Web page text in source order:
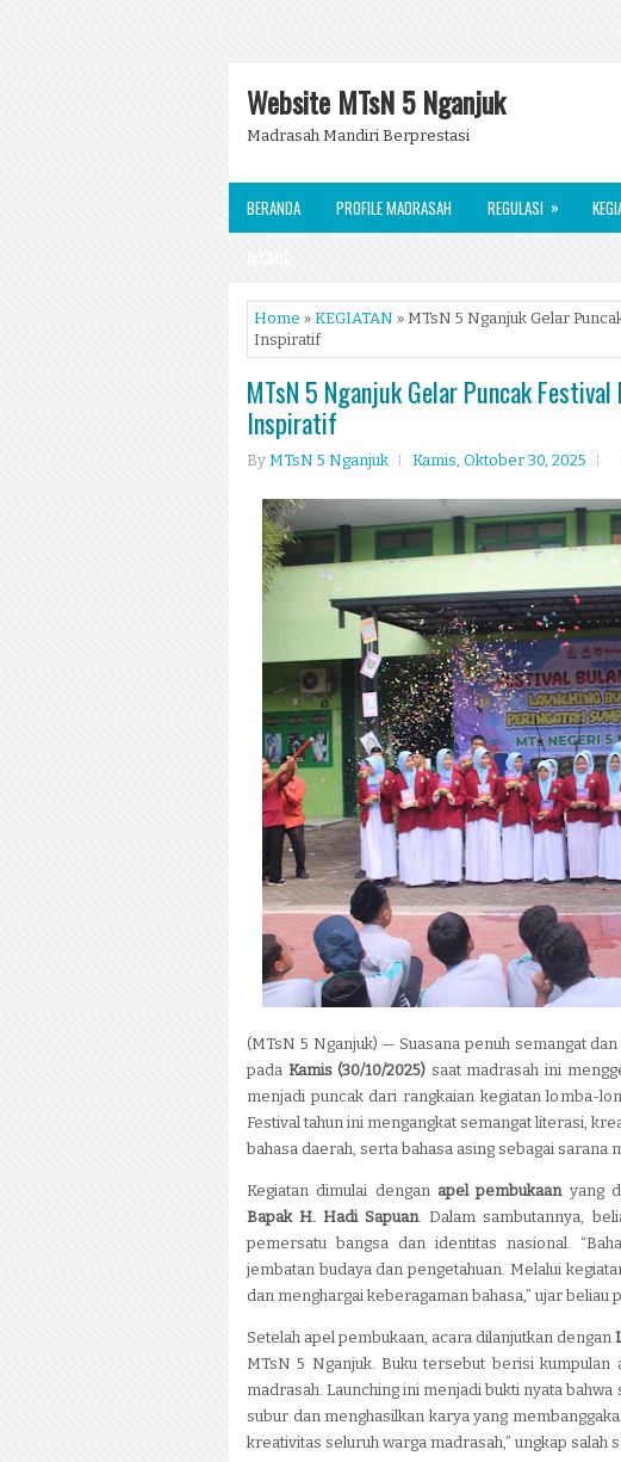
Website MTsN 5 Nganjuk
Madrasah Mandiri Berprestasi
BERANDA PROFILE MADRASAH REGULASI »
ALUMNI
Home » KEGIATAN » MTsN 5 Nganjuk Gelar
Inspiratif
MTsN 5 Nganjuk Gelar Puncak
Inspiratif
By MTsN 5 Nganjuk Kamis, Oktober 30, 2025
(MTsN 5 Nganjuk) — Suasana penuh semangat
pada Kamis (30/10/2025) saat madrasah ini
menjadi puncak dari rangkaian kegiatan lomba-
Festival tahun ini mengangkat semangat literasi,
bahasa daerah, serta bahasa asing sebagai
Kegiatan dimulai dengan apel pembukaanyang
Bapak H. Hadi Sapuan. Dalam sambutannya,
pemersatu bangsa dan identitas nasional.
jembatan budaya dan pengetahuan. Melalui
dan menghargai keberagaman bahasa,” ujar beliau
Setelah apel pembukaan, acara dilanjutkan dengan
MTsN 5 Nganjuk. Buku tersebut berisi
madrasah. Launching ini menjadi bukti nyata
subur dan menghasilkan karya yang
kreativitas seluruh warga madrasah,” ungkap salah